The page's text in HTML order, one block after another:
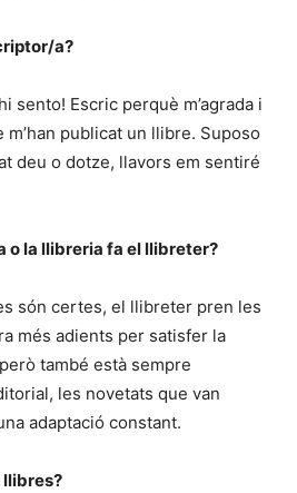
a?
sento! Escric perquè m’agrada i
publicat un llibre. Suposo
deu o dotze, llavors em sentiré
o la llibreria fa el llibreter?
són certes, el llibreter pren les
més adients per satisfer la
també està sempre
les novetats que van
adaptació constant.
llibres?